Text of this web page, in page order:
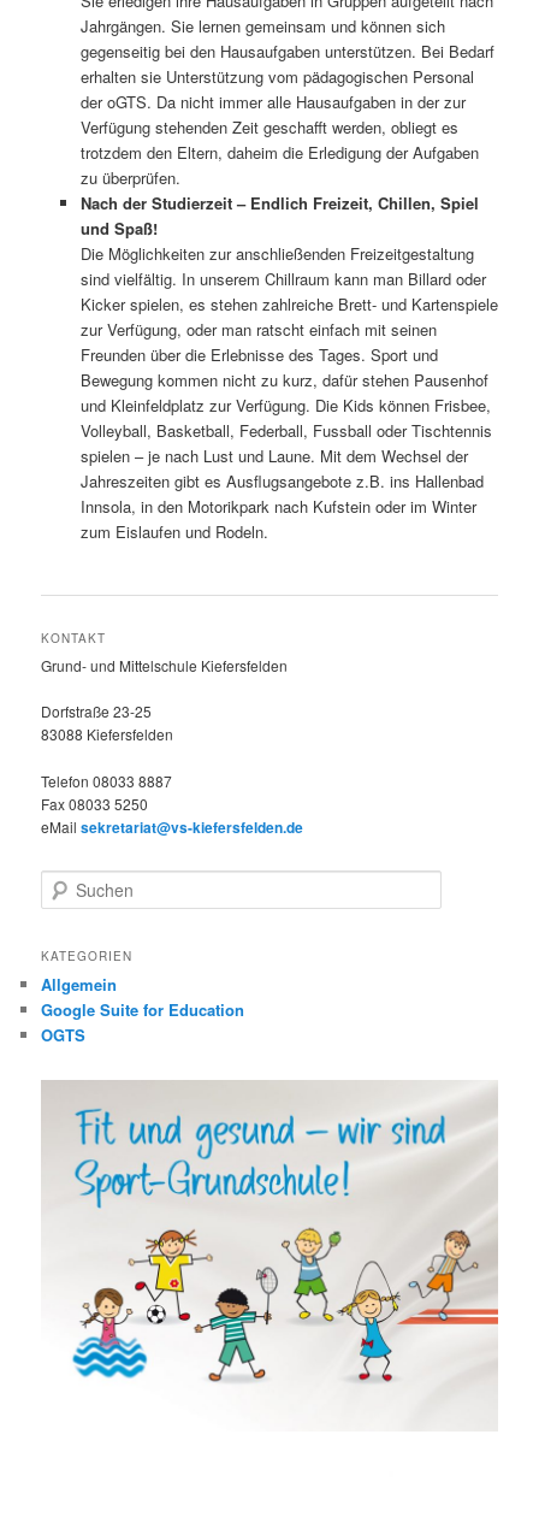
Jahrgängen. Sie lernen gemeinsam und können sich
gegenseitig bei den Hausaufgaben unterstützen. Bei Bedarf
erhalten sie Unterstützung vom pädagogischen Personal
der oGTS. Da nicht immer alle Hausaufgaben in der zur
Verfügung stehenden Zeit geschafft werden, obliegt es
trotzdem den Eltern, daheim die Erledigung der Aufgaben
zu überprüfen.
Nach der Studierzeit – Endlich Freizeit, Chillen, Spiel
und Spaß!
Die Möglichkeiten zur anschließenden Freizeitgestaltung
sind vielfältig. In unserem Chillraum kann man Billard oder
Kicker spielen, es stehen zahlreiche Brett- und Kartenspiele
zur Verfügung, oder man ratscht einfach mit seinen
Freunden über die Erlebnisse des Tages. Sport und
Bewegung kommen nicht zu kurz, dafür stehen Pausenhof
und Kleinfeldplatz zur Verfügung. Die Kids können Frisbee,
Volleyball, Basketball, Federball, Fussball oder Tischtennis
spielen – je nach Lust und Laune. Mit dem Wechsel der
Jahreszeiten gibt es Ausflugsangebote z.B. ins Hallenbad
Innsola, in den Motorikpark nach Kufstein oder im Winter
zum Eislaufen und Rodeln.
KONTAKT
Grund- und Mittelschule Kiefersfelden
Dorfstraße 23-25
83088 Kiefersfelden
Telefon 08033 8887
Fax 08033 5250
eMailsekretariat@vs-kiefersfelden.de
u
h
n
KATEGORIEN
Allgemein
Google Suite for Education
OGTS